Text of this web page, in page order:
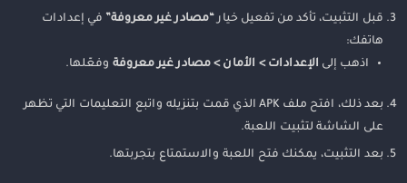
قبل التثبيت، تأكد من تفعيل خيار“مصادر غير معروفة” في إعدادات
هاتفك:
اذهب إلى الإعدادات > الأمان > مصادر غير معروفة وفعّلها.
بعد ذلك، افتح ملف APK الذي قمت بتنزيله واتبع التعليمات التي تظهر
على الشاشة لتثبيت اللعبة.
بعد التثبيت، يمكنك فتح اللعبة والاستمتاع بتجربتها.